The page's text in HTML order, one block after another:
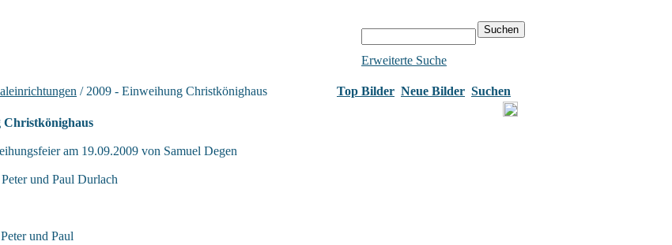
Erweiterte Suche
/ 2009 - Einweihung Christkönighaus Top Bilder Neue Bilder Suchen
Christkönighaus
am 19.09.2009 von Samuel Degen
und Paul Durlach
und Paul